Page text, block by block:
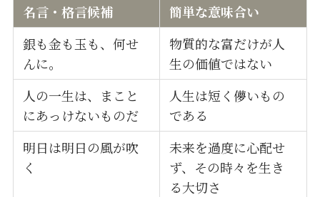
名言・格言候補
簡単な意味合い
銀も金も玉も、何せ
んに。
物質的な富だけが人
生の価値ではない
人の一生は、まこと
にあっけないものだ
人生は短く儚いもの
である
明日は明日の風が吹
く
未来を過度に心配せ
ず、その時々を生き
る大切さ